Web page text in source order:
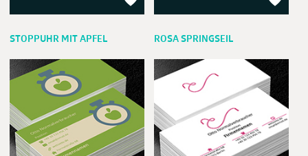
STOPPUHR MIT APFEL ROSA SPRINGSEIL